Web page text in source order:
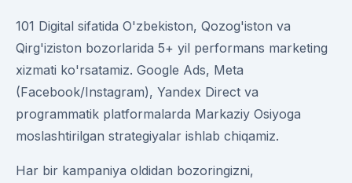
101 Digital sifatida O'zbekiston, Qozog'iston va
Qirg'iziston bozorlarida 5+ yil performans marketing
xizmati ko'rsatamiz. Google Ads, Meta
(Facebook/Instagram), Yandex Direct va
programmatik platformalarda Markaziy Osiyoga
moslashtirilgan strategiyalar ishlab chiqamiz.
Har bir kampaniya oldidan bozoringizni,